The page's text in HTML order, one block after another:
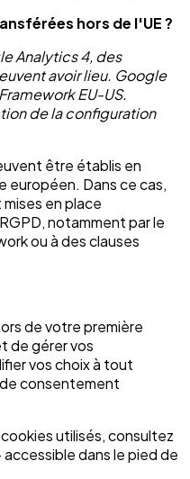
hors de l'UE ?
Analytics 4, des
avoir lieu. Google
EU-US.
de la configuration
être établis en
européen. Dans ce cas,
en place
notamment par le
ou à des clauses
de votre première
de gérer vos
vos choix à tout
consentement
utilisés, consultez
dans le pied de